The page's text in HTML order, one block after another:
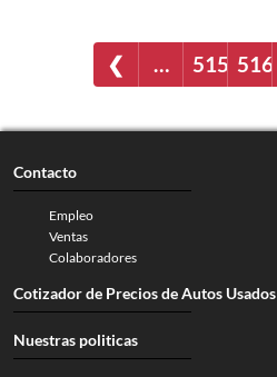
❮ … 515 516
Contacto
Empleo
Ventas
Colaboradores
Cotizador de Precios de Autos Usados
Nuestras politicas